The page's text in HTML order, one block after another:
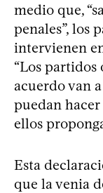
medio que,
penales”, los
intervienen
“Los partidos
acuerdo van
puedan
ellos
Esta
que la venia